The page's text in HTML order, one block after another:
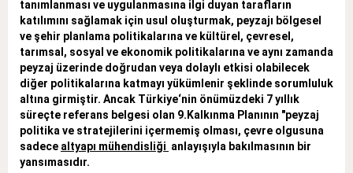
tanımlanması ve uygulanmasına ilgi duyan tarafların
katılımını sağlamak için usul oluşturmak, peyzajı bölgesel
ve şehir planlama politikalarına ve kültürel, çevresel,
tarımsal, sosyal ve ekonomik politikalarına ve aynı zamanda
peyzaj üzerinde doğrudan veya dolaylı etkisi olabilecek
diğer politikalarına katmayı yükümlenir şeklinde sorumluluk
altına girmiştir. Ancak Türkiye‘nin önümüzdeki 7 yıllık
süreçte referans belgesi olan 9.Kalkınma Planının "peyzaj
politika ve stratejilerini içermemiş olması, çevre olgusuna
sadece altyapı mühendisliği anlayışıyla bakılmasının bir
yansımasıdır.